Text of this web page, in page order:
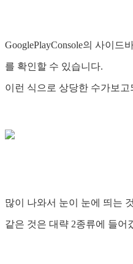
GooglePlayConsole의 사이드
를 확인할 수 있습니다.
이런 식으로 상당한 수가보고
많이 나와서 눈이 눈에 띄는
같은 것은 대략 2종류에 들어